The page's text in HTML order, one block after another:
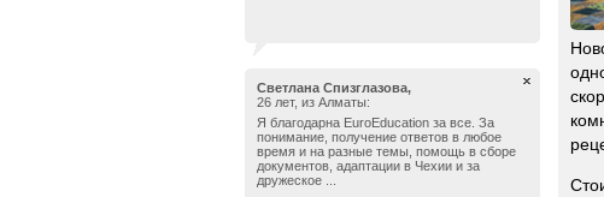
Светлана Спизглазова,
26 лет, из Алматы:
Я благодарна EuroEducation за все. За
понимание, получение ответов в любое
время и на разные темы, помощь в сборе
документов, адаптации в Чехии и за
дружеское ...